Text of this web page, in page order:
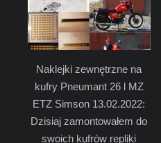
Naklejki zewnętrzne na
kufry Pneumant 26 l MZ
ETZ Simson 13.02.2022:
Dzisiaj zamontowałem do
swoich kufrów repliki